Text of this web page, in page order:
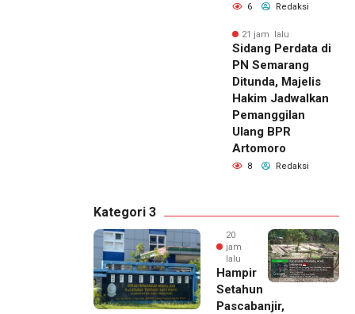
6 Redaksi
21 jam lalu
Sidang Perdata di
PN Semarang
Ditunda, Majelis
Hakim Jadwalkan
Pemanggilan
Ulang BPR
Artomoro
8 Redaksi
Kategori 3
20
jam
lalu
Hampir
Setahun
Pascabanjir,